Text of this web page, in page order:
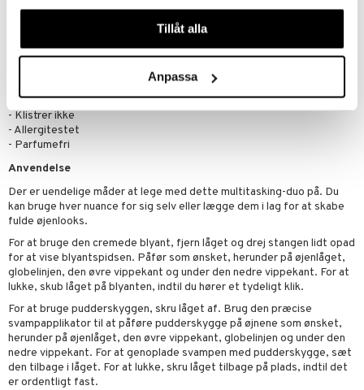
våra cookies vid fortsatt användande av vår webbplats.
Tillåt alla
Anpassa
- Sikker til brugere af kontaktlinser
- 12 timers holdbarhed
- Bliver på plads
- Klistrer ikke
- Allergitestet
- Parfumefri
Anvendelse
Der er uendelige måder at lege med dette multitasking-duo på. Du
kan bruge hver nuance for sig selv eller lægge dem i lag for at skabe
fulde øjenlooks.
For at bruge den cremede blyant, fjern låget og drej stangen lidt opad
for at vise blyantspidsen. Påfør som ønsket, herunder på øjenlåget,
globelinjen, den øvre vippekant og under den nedre vippekant. For at
lukke, skub låget på blyanten, indtil du hører et tydeligt klik.
For at bruge pudderskyggen, skru låget af. Brug den præcise
svampapplikator til at påføre pudderskygge på øjnene som ønsket,
herunder på øjenlåget, den øvre vippekant, globelinjen og under den
nedre vippekant. For at genoplade svampen med pudderskygge, sæt
den tilbage i låget. For at lukke, skru låget tilbage på plads, indtil det
er ordentligt fast.